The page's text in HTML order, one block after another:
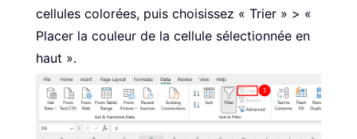
cellules colorées, puis choisissez « Trier » > «
Placer la couleur de la cellule sélectionnée en
haut ».